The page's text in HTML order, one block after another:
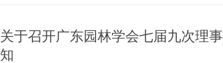
关于申报2026年度广东园林学会科学技术奖的通知
关于2026年度广东园林学会研究项目评审结果的公示
关于召开广东园林学会七届九次理
知